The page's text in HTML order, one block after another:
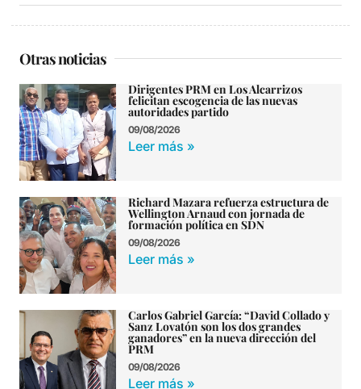
Otras noticias
Dirigentes PRM en Los Alcarrizos
felicitan escogencia de las nuevas
autoridades partido
09/08/2026
Leer más »
Richard Mazara refuerza estructura de
Wellington Arnaud con jornada de
formación política en SDN
09/08/2026
Leer más »
Carlos Gabriel García: “David Collado y
Sanz Lovatón son los dos grandes
ganadores” en la nueva dirección del
PRM
09/08/2026
Leer más »